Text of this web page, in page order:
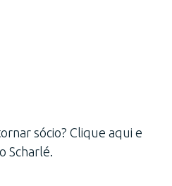
sócio? Clique aqui e
Scharlé.